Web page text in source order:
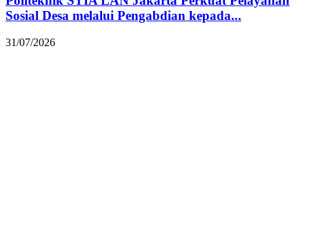
Sosial Desa melalui Pengabdian kepada...
31/07/2026